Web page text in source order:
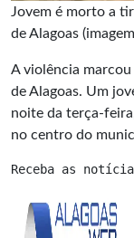
Jovem é morto a
de Alagoas
A violência
de Alagoas. Um
noite da terça-
no centro do
Receba as